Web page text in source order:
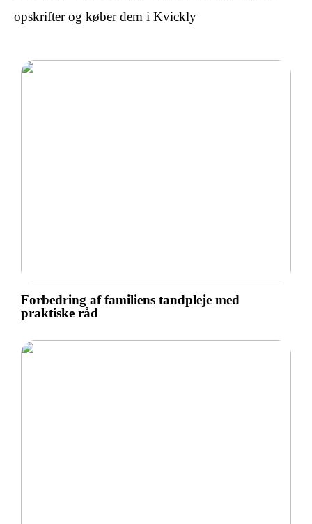
opskrifter og køber dem i Kvickly
Forbedring af familiens tandpleje med
praktiske råd